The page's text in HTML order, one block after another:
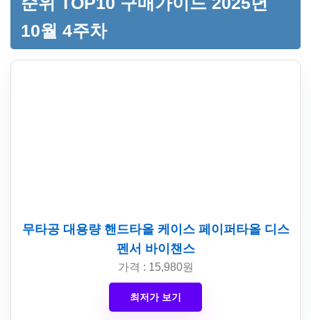
10월 4주차
무타공 대용량 핸드타올 케이스 페이퍼타올 디스
펜서 바이챈스
가격 : 15,980원
최저가 보기